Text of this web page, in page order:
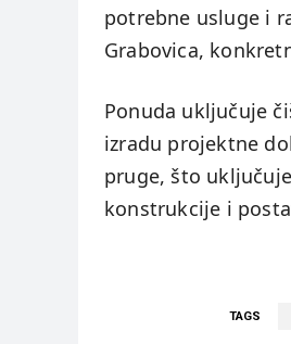
potrebne usluge i
Grabovica,
Ponuda uključuje
izradu projektne
pruge, što
konstrukcije i
TAGS